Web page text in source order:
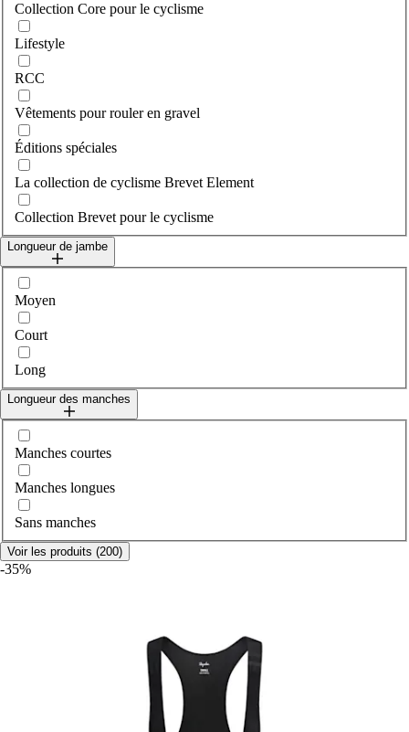
Collection Core pour le cyclisme
Lifestyle
RCC
Vêtements pour rouler en gravel
Éditions spéciales
La collection de cyclisme Brevet Element
Collection Brevet pour le cyclisme
Longueur de jambe
Sélectionner legLength
Moyen
Court
Long
Longueur des manches
Sélectionner sleeveLength
Manches courtes
Manches longues
Sans manches
Voir les produits (200)
-35%